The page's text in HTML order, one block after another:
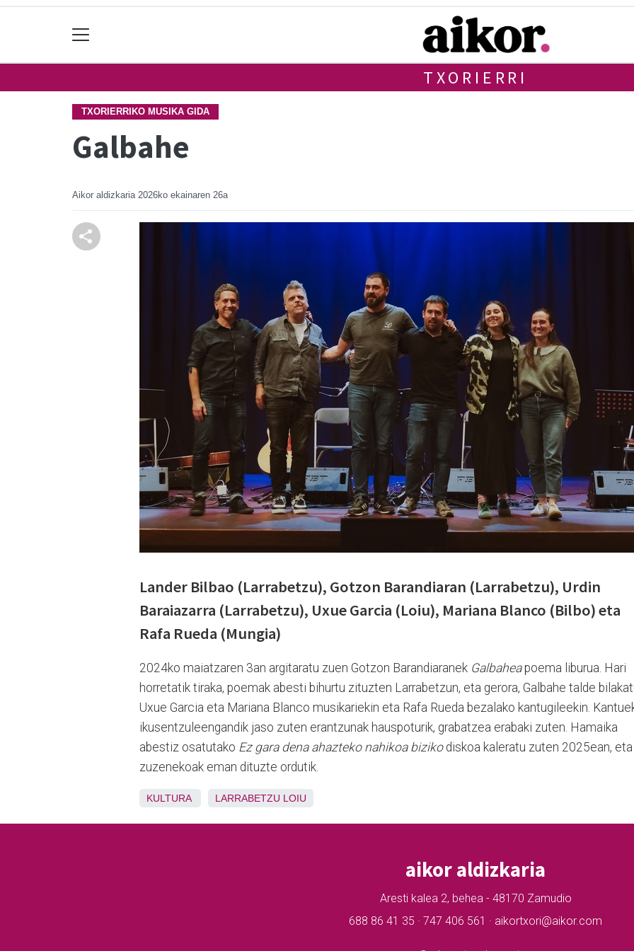
TXORIERRI
TXORIERRIKO MUSIKA GIDA
Galbahe
Aikor aldizkaria 2026ko ekainaren 26a
Lander Bilbao (Larrabetzu), Gotzon Barandiaran (Larrabetzu), Urdin
Baraiazarra (Larrabetzu), Uxue Garcia (Loiu), Mariana Blanco (Bilbo) eta
Rafa Rueda (Mungia)
2024ko maiatzaren 3an argitaratu zuen Gotzon Barandiaranek Galbaheapoema liburua. Hari
horretatik tiraka, poemak abesti bihurtu zituzten Larrabetzun, eta gerora, Galbahe talde
Uxue Garcia eta Mariana Blanco musikariekin eta Rafa Rueda bezalako kantugileekin.
ikusentzuleengandik jaso zuten erantzunak hauspoturik, grabatzea erabaki zuten. Hamaika
abestiz osatutako Ez gara dena ahazteko nahikoa bizikodiskoa kaleratu zuten 2025ean, eta
zuzenekoak eman dituzte ordutik.
KULTURA LARRABETZU LOIU
aikor aldizkaria
Aresti kalea 2, behea - 48170 Zamudio
688 86 41 35 · 747 406 561 · aikortxori@aikor.com